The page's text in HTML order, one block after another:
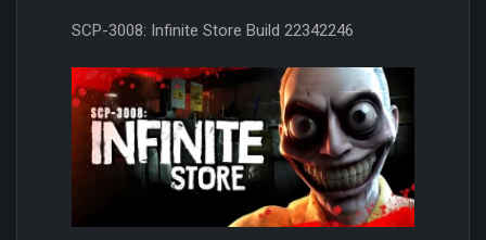
SCP-3008: Infinite Store Build 22342246